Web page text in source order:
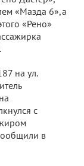
«Мазда 6»,а
«Рено»
на ул.
с
в